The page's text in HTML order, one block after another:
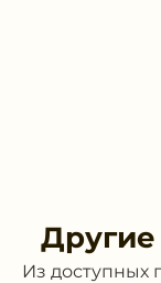
Другие
Из доступных